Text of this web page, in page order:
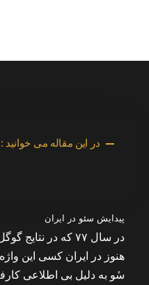
در این مقاله می خوانید :
پیدایش سئو در ایران
هنوز در ایران کسی این
سٔو به دلیل بی اطلاعی